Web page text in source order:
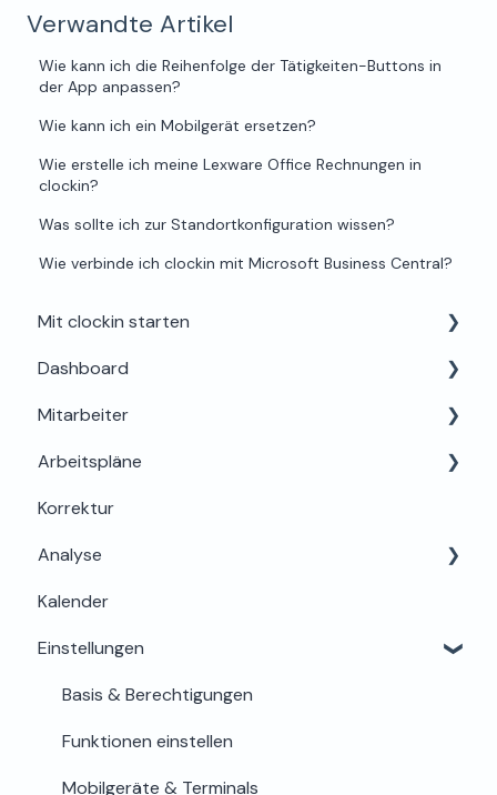
Verwandte Artikel
Wie kann ich die Reihenfolge der Tätigkeiten-Buttons in
der App anpassen?
Wie kann ich ein Mobilgerät ersetzen?
Wie erstelle ich meine Lexware Office Rechnungen in
clockin?
Was sollte ich zur Standortkonfiguration wissen?
Wie verbinde ich clockin mit Microsoft Business Central?
Mit clockin starten
Einrichtung für Admins
Alles rund um Testphase, Buchung & Lizenzen
Support & Hilfe
Dashboard
Dein Profil
Mitarbeiter
Mein Bereich
Abwesenheiten
Berechtigungen & Einstellungen
Onboarding & Stammdaten
Zeiterfassung & Stundenkonto
Offboarding & Archivierung
Arbeitspläne
Grundlagen & Einrichtung
Arbeitszeitregeln & Details
Zuweisung & Bearbeitung
Korrektur
Analyse
Auswertung
Lohn & Export
Sicherheit
Kalender
Einstellungen
Basis & Berechtigungen
Funktionen einstellen
Mobilgeräte & Terminals